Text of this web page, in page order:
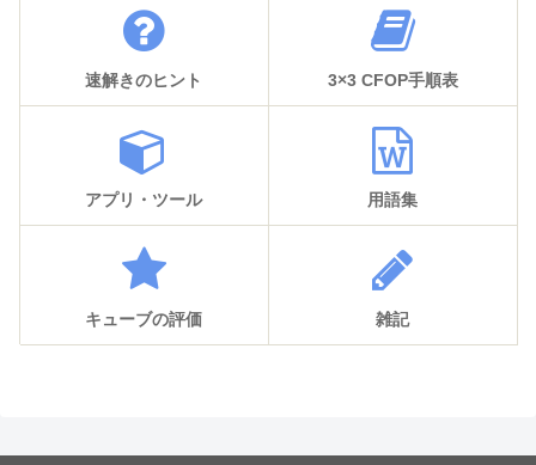
速解きのヒント 3×3 CFOP手順表
アプリ・ツール 用語集
キューブの評価 雑記